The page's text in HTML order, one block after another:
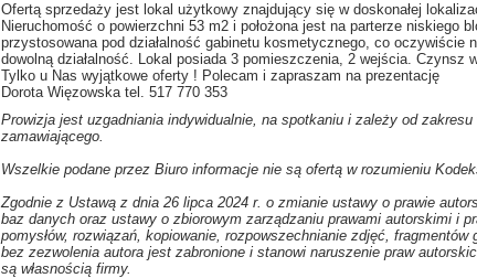
Ofertą sprzedaży jest lokal użytkowy znajdujący się w doskonałej
Nieruchomość o powierzchni 53 m2 i położona jest na parterze niskiego
przystosowana pod działalność gabinetu kosmetycznego, co oczywiście
dowolną działalność. Lokal posiada 3 pomieszczenia, 2 wejścia. Czynsz
Tylko u Nas wyjątkowe oferty ! Polecam i zapraszam na prezentację
Dorota Więzowska tel. 517 770 353
Prowizja jest uzgadniania indywidualnie, na spotkaniu i zależy od
zamawiającego.
Wszelkie podane przez Biuro informacje nie są ofertą w rozumieniu
Zgodnie z Ustawą z dnia 26 lipca 2024 r. o zmianie ustawy o prawie
baz danych oraz ustawy o zbiorowym zarządzaniu prawami autorskimi i
pomysłów, rozwiązań, kopiowanie, rozpowszechnianie zdjęć,
bez zezwolenia autora jest zabronione i stanowi naruszenie praw
są własnością firmy.